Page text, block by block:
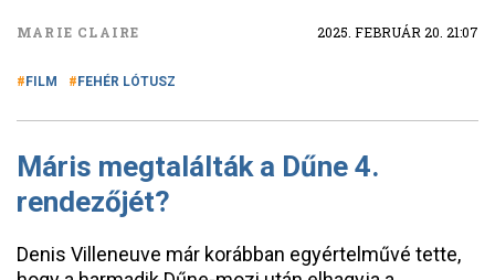
MARIE CLAIRE 2025. FEBRUÁR 20. 21:07
FILM FEHÉR LÓTUSZ
Máris megtalálták a Dűne 4.
rendezőjét?
Denis Villeneuve már korábban egyértelművé tette,